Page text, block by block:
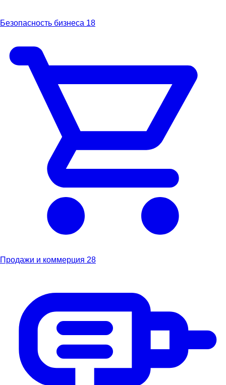
Безопасность бизнеса 18
Продажи и коммерция 28